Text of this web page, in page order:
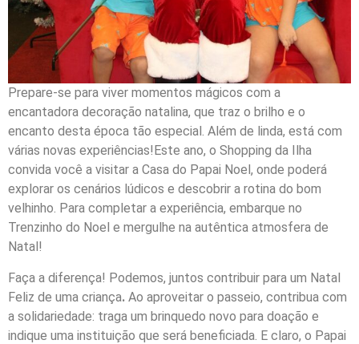
Prepare-se para viver momentos mágicos com a
encantadora decoração natalina, que traz o brilho e o
encanto desta época tão especial. Além de linda, está com
várias novas experiências!Este ano, o Shopping da Ilha
convida você a visitar a Casa do Papai Noel, onde poderá
explorar os cenários lúdicos e descobrir a rotina do bom
velhinho. Para completar a experiência, embarque no
Trenzinho do Noel e mergulhe na autêntica atmosfera de
Natal!
Faça a diferença! Podemos, juntos contribuir para um Natal
Feliz de uma criança. Ao aproveitar o passeio, contribua com
a solidariedade: traga um brinquedo novo para doação e
indique uma instituição que será beneficiada. E claro, o Papai